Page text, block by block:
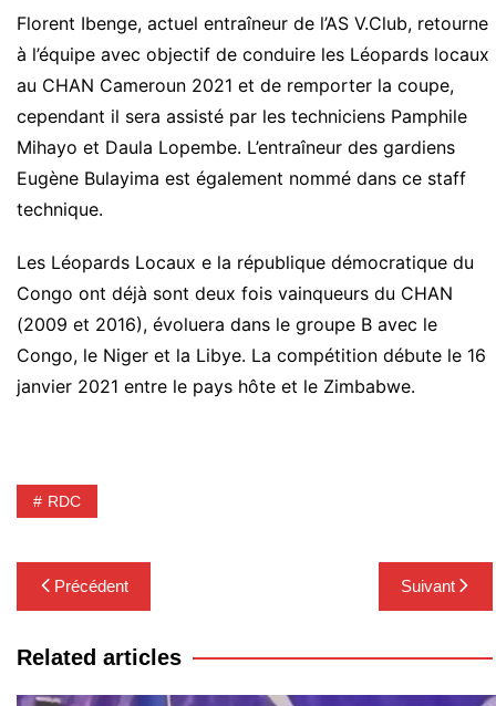
Florent Ibenge, actuel entraîneur de l’AS V.Club, retourne
à l’équipe avec objectif de conduire les Léopards locaux
au CHAN Cameroun 2021 et de remporter la coupe,
cependant il sera assisté par les techniciens Pamphile
Mihayo et Daula Lopembe. L’entraîneur des gardiens
Eugène Bulayima est également nommé dans ce staff
technique.
Les Léopards Locaux e la république démocratique du
Congo ont déjà sont deux fois vainqueurs du CHAN
(2009 et 2016), évoluera dans le groupe B avec le
Congo, le Niger et la Libye. La compétition débute le 16
janvier 2021 entre le pays hôte et le Zimbabwe.
RDC
Navigation
de
l’article
Précédent Suivant
Related articles